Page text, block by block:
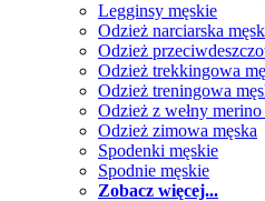
Legginsy męskie
Odzież narciarska
Odzież
Odzież trekkingowa
Odzież treningowa
Odzież z wełny merino
Odzież zimowa męska
Spodenki męskie
Spodnie męskie
Zobacz więcej...